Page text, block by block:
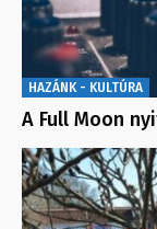
HAZÁNK - KULTÚRA
A Full Moon